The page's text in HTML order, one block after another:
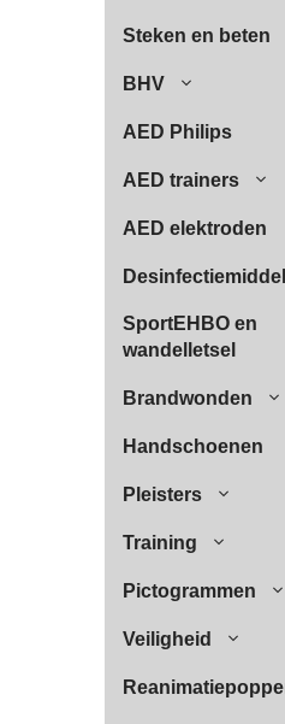
Steken en beten
BHV
AED Philips
AED trainers
AED elektroden
SportEHBO en
wandelletsel
Brandwonden
Handschoenen
Pleisters
Training
Pictogrammen
Veiligheid